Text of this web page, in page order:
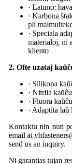
· Latuno:
· Karbona
pli
· Speciala
materialoj, ni
kliento
2. Ofte uzataj
· Silikona
· Nitrila
· Fluora
· Adaptita
Kontaktu nin nun
email at
send us an inquiry.
Ni garantias tujan